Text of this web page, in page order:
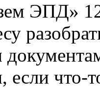
ЭПД»
если